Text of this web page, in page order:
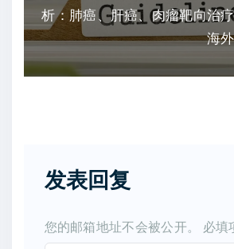
析：肺癌、肝癌、肉瘤靶向治
海
发表回复
您的邮箱地址不会被公开。 必填